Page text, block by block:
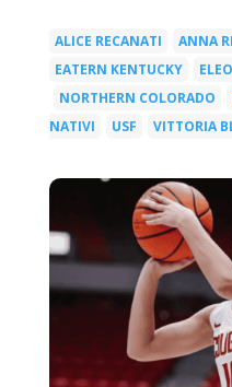
ALICE RECANATI ANNA
EATERN KENTUCKY
NORTHERN COLORADO
NATIVI
USF VITTORIA